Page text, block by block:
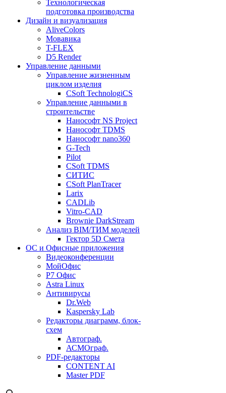
Технологическая
подготовка производства
Дизайн и визуализация
AliveColors
Мовавика
T-FLEX
D5 Render
Управление данными
Управление жизненным
циклом изделия
CSoft TechnologiCS
Управление данными в
строительстве
Нанософт NS Project
Нанософт TDMS
Нанософт nano360
G-Tech
Pilot
CSoft TDMS
СИТИС
CSoft PlanTracer
Larix
CADLib
Vitro-CAD
Brownie DarkStream
Анализ BIM/ТИМ моделей
Гектор 5D Смета
ОС и Офисные приложения
Видеоконференции
МойОфис
P7 Офис
Astra Linux
Антивирусы
Dr.Web
Kaspersky Lab
Редакторы диаграмм, блок-
схем
Автограф.
АСМОграф.
PDF-редакторы
CONTENT AI
Master PDF